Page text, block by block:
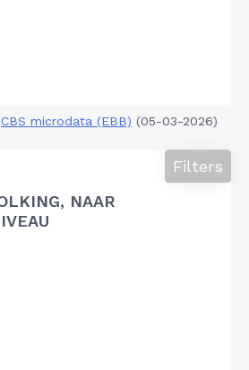
CBS microdata (EBB) (05-03-2026)
NAAR
Filters